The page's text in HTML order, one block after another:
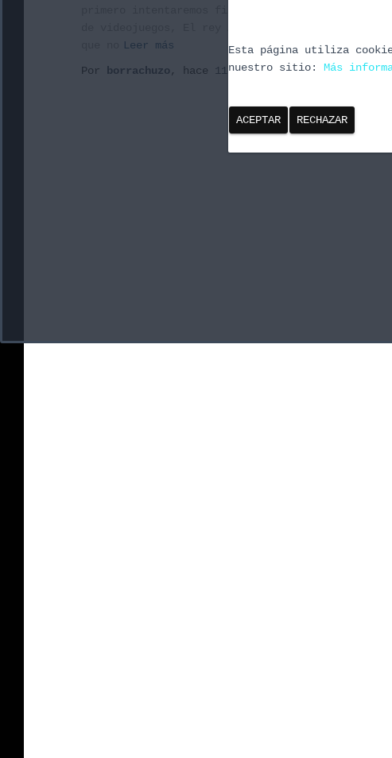
primero intentaremos fijar el personaje histórico
Leer más
Por
borrachuzo , hace 11 años
Esta página utiliza
nuestro sitio: Más
ACEPTAR RECHAZAR